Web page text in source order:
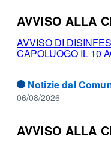
AVVISO ALLA
AVVISO DI
CAPOLUOGO IL 10
Notizie dal
06/08/2026
AVVISO ALLA